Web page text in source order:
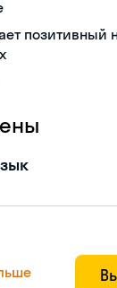
позитивный